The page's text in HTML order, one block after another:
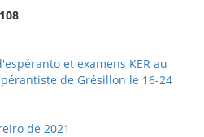
et examens KER au
de Grésillon le 16-24
de 2021